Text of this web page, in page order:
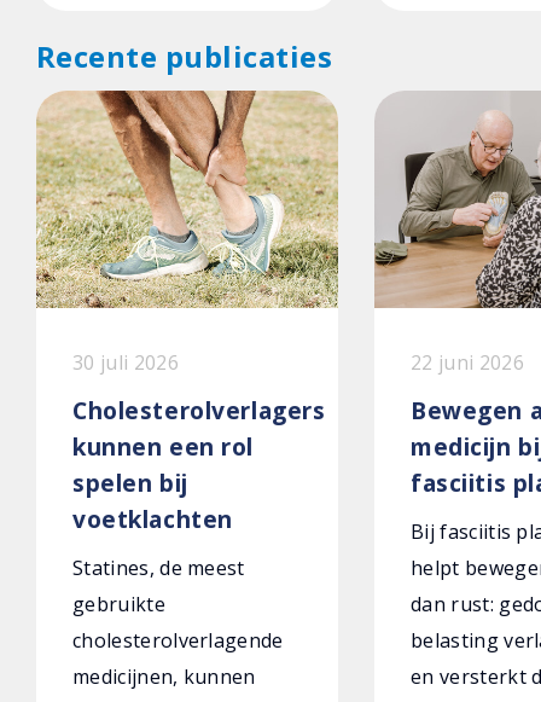
Recente publicaties
30 juli 2026
Cholesterolverlagers
kunnen een rol
spelen bij
voetklachten
Statines, de meest
gebruikte
cholesterolverlagende
medicijnen, kunnen
22 juni 2026
Bewegen
medicijn
fasciitis
Bij fasciitis
helpt
dan rust:
belasting
en versterkt